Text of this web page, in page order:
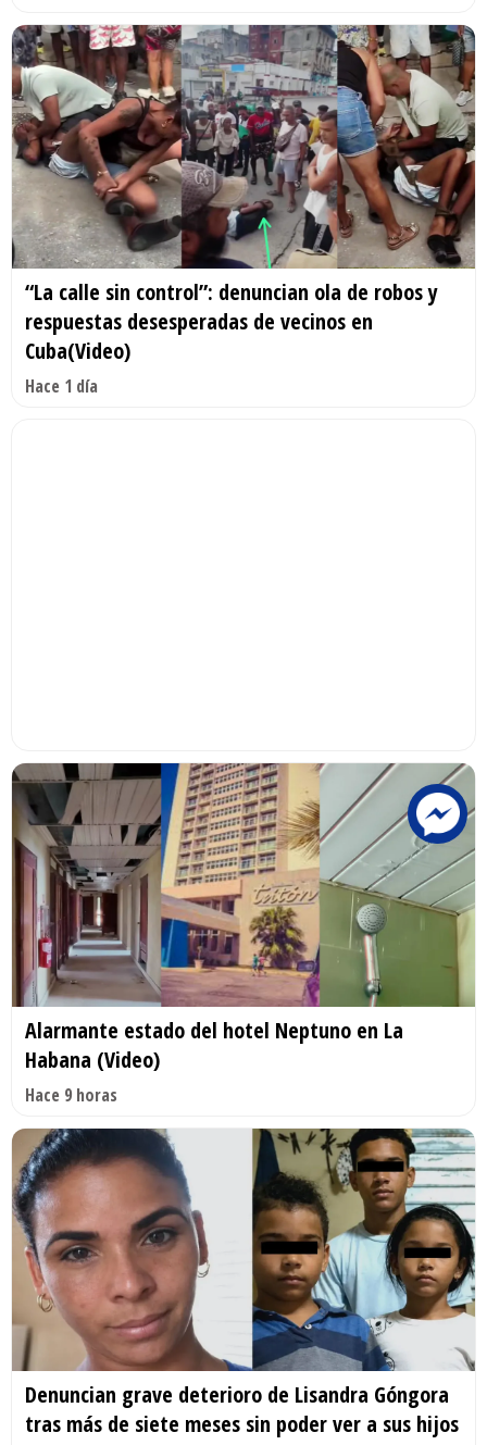
“La calle sin control”: denuncian ola de robos y
respuestas desesperadas de vecinos en
Cuba(Video)
Hace 1 día
Alarmante estado del hotel Neptuno en La
Habana (Video)
Hace 9 horas
Denuncian grave deterioro de Lisandra Góngora
tras más de siete meses sin poder ver a sus hijos